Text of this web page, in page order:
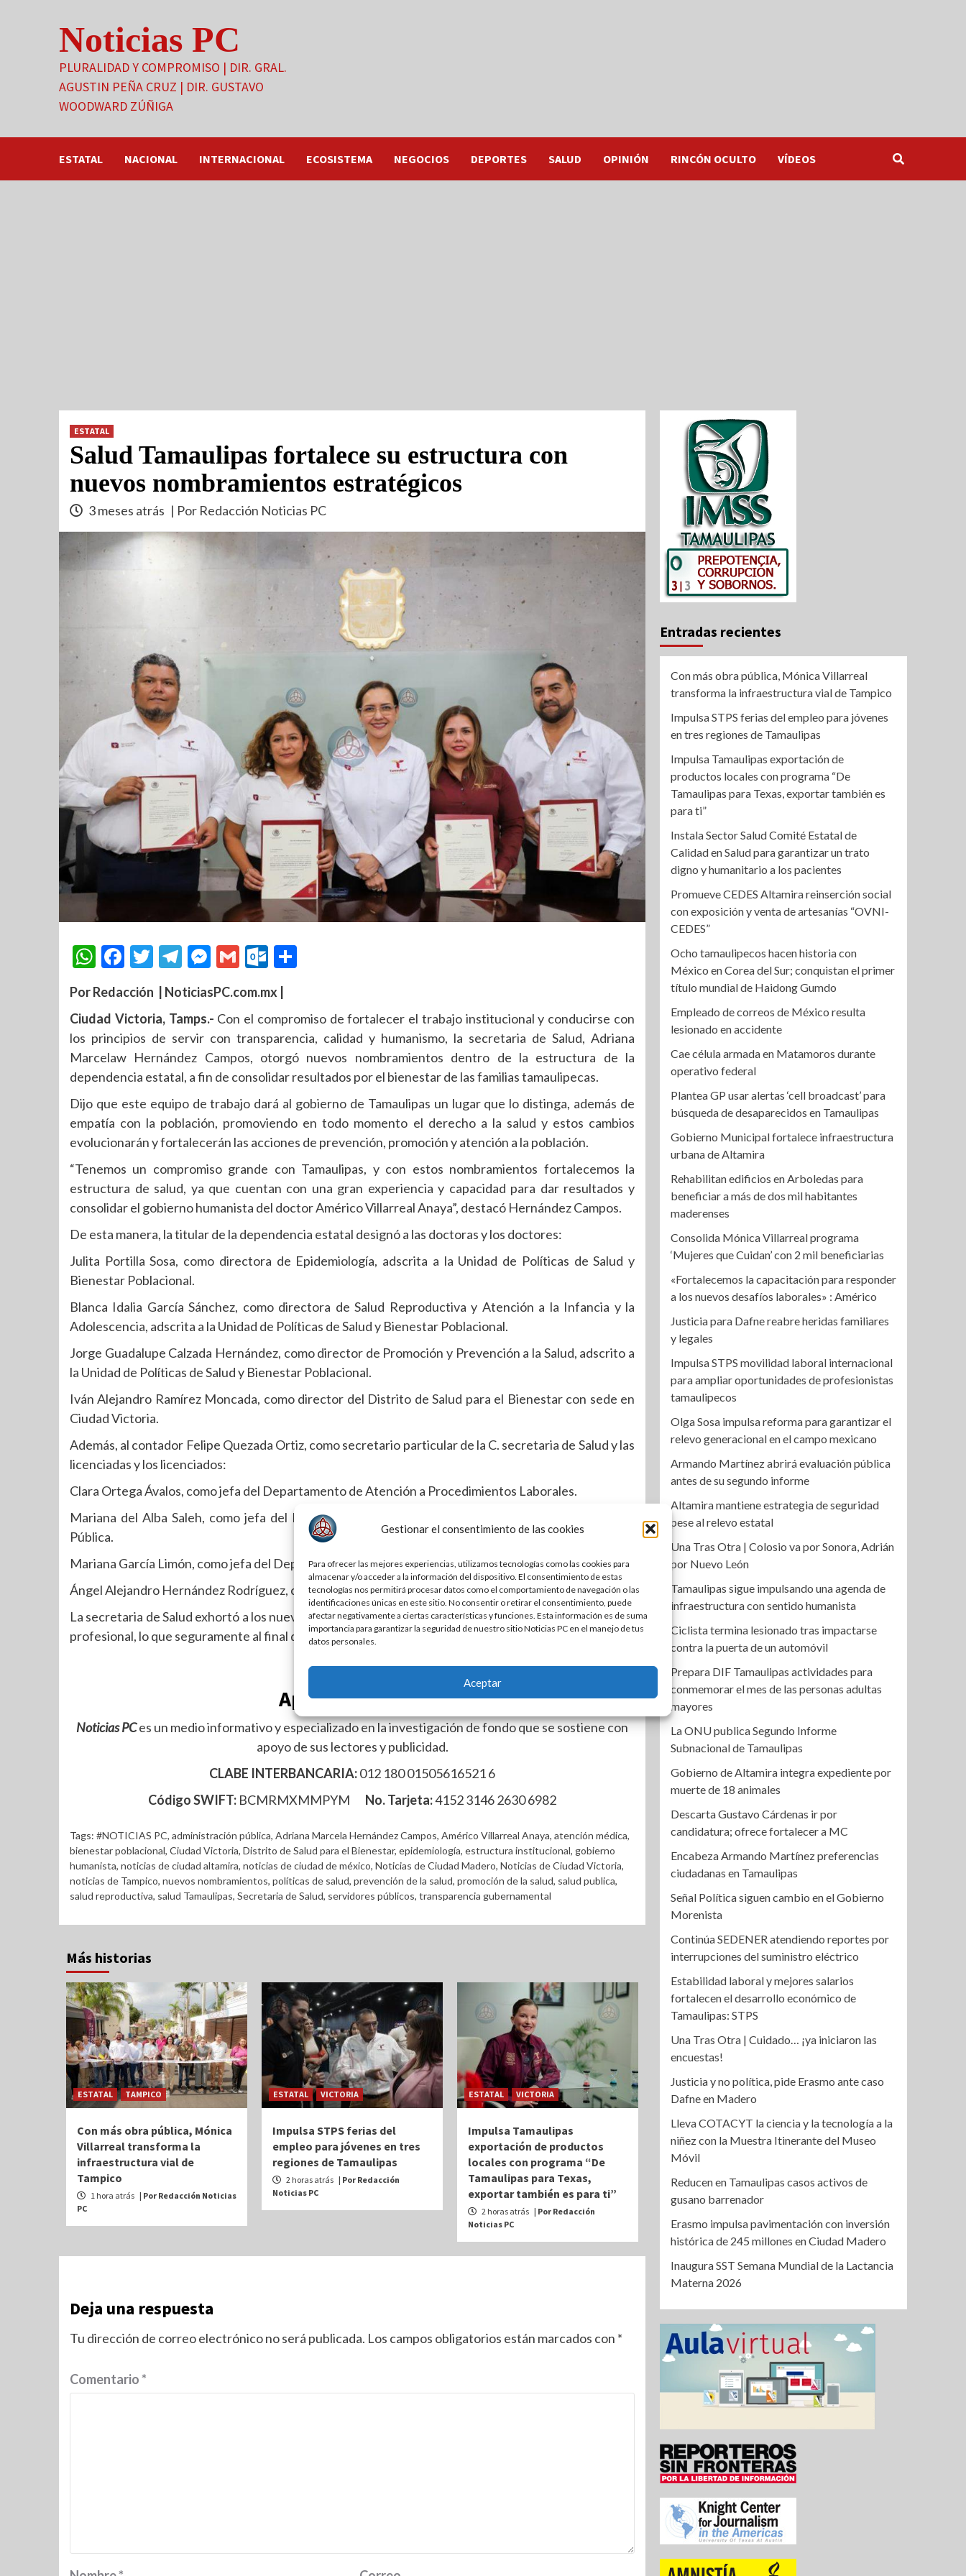
Gestionar el consentimiento de las cookies
Para ofrecer las mejores experiencias, utilizamos tecnologías como las cookies para
almacenar y/o acceder a la información del dispositivo. El consentimiento de estas
tecnologías nos permitirá procesar datos como el comportamiento de navegación o las
identificaciones únicas en este sitio. No consentir o retirar el consentimiento, puede
afectar negativamente a ciertas características y funciones. Esta información es de suma
importancia para garantizar la seguridad de nuestro sitio Noticias PC en el manejo de tus
datos personales.
Aceptar
Noticias PC
PLURALIDAD Y COMPROMISO | DIR. GRAL.
AGUSTIN PEÑA CRUZ | DIR. GUSTAVO
WOODWARD ZÚÑIGA
ESTATAL NACIONAL INTERNACIONAL ECOSISTEMA NEGOCIOS DEPORTES SALUD OPINIÓN RINCÓN OCULTO VÍDEOS
ESTATAL
Salud Tamaulipas fortalece su estructura con
nuevos nombramientos estratégicos
3 meses atrás | Por Redacción Noticias PC
WhatsApp
Facebook
Twitter
Telegram
Messenger
GmailOutlook.com
Por Redacción | NoticiasPC.com.mx |
Ciudad Victoria, Tamps.- Con el compromiso de fortalecer el trabajo institucional y conducirse con
los principios de servir con transparencia, calidad y humanismo, la secretaria de Salud, Adriana
Marcelaw Hernández Campos, otorgó nuevos nombramientos dentro de la estructura de la
dependencia estatal, a fin de consolidar resultados por el bienestar de las familias tamaulipecas.
Dijo que este equipo de trabajo dará al gobierno de Tamaulipas un lugar que lo distinga, además de
empatía con la población, promoviendo en todo momento el derecho a la salud y estos cambios
evolucionarán y fortalecerán las acciones de prevención, promoción y atención a la población.
“Tenemos un compromiso grande con Tamaulipas, y con estos nombramientos fortalecemos la
estructura de salud, ya que cuentan con una gran experiencia y capacidad para dar resultados y
consolidar el gobierno humanista del doctor Américo Villarreal Anaya”, destacó Hernández Campos.
De esta manera, la titular de la dependencia estatal designó a las doctoras y los doctores:
Julita Portilla Sosa, como directora de Epidemiología, adscrita a la Unidad de Políticas de Salud y
Bienestar Poblacional.
Blanca Idalia García Sánchez, como directora de Salud Reproductiva y Atención a la Infancia y la
Adolescencia, adscrita a la Unidad de Políticas de Salud y Bienestar Poblacional.
Jorge Guadalupe Calzada Hernández, como director de Promoción y Prevención a la Salud, adscrito a
la Unidad de Políticas de Salud y Bienestar Poblacional.
Iván Alejandro Ramírez Moncada, como director del Distrito de Salud para el Bienestar con sede en
Ciudad Victoria.
Además, al contador Felipe Quezada Ortiz, como secretario particular de la C. secretaria de Salud y las
licenciadas y los licenciados:
Clara Ortega Ávalos, como jefa del Departamento de Atención a Procedimientos Laborales.
Mariana del Alba Saleh, como jefa del Departamento de Transparencia y Acceso a la Información
Pública.
Mariana García Limón, como jefa del Departamento de lo Consultivo, Contencioso y Administrativo.
Ángel Alejandro Hernández Rodríguez, como jefe del Departamento de Convenios y Contratos.
La secretaria de Salud exhortó a los nuevos servidores públicos a realizar un trabajo en equipo y unión
profesional, lo que seguramente al final del camino marcará la diferencia..
oOoOoOoOoOo
Apoyo al medio
Noticias PCes un medio informativo y especializado en la investigación de fondo que se sostiene con
apoyo de sus lectores y publicidad.
CLABE INTERBANCARIA:012 180 01505616521 6
Código SWIFT: BCMRMXMMPYM No. Tarjeta:4152 3146 2630 6982
Tags: #NOTICIAS PC, administración pública, Adriana Marcela Hernández Campos, Américo Villarreal Anaya, atención médica,
bienestar poblacional, Ciudad Victoria, Distrito de Salud para el Bienestar, epidemiología, estructura institucional, gobierno
humanista, noticias de ciudad altamira, noticias de ciudad de méxico, Noticias de Ciudad Madero, Noticias de Ciudad Victoria,
noticias de Tampico, nuevos nombramientos, políticas de salud, prevención de la salud, promoción de la salud, salud publica,
salud reproductiva, salud Tamaulipas, Secretaria de Salud, servidores públicos, transparencia gubernamental
Más historias
ESTATAL TAMPICO
Con más obra pública, Mónica
Villarreal transforma la
infraestructura vial de
Tampico
1 hora atrás | Por Redacción Noticias
PC
ESTATAL VICTORIA
Impulsa STPS ferias del
empleo para jóvenes en tres
regiones de Tamaulipas
2 horas atrás | Por Redacción
Noticias PC
ESTATAL VICTORIA
Impulsa Tamaulipas
exportación de productos
locales con programa “De
Tamaulipas para Texas,
exportar también es para ti”
2 horas atrás | Por Redacción
Noticias PC
Deja una respuesta
Tu dirección de correo electrónico no será publicada. Los campos obligatorios están marcados con *
Comentario*
Entradas recientes
Con más obra pública, Mónica Villarreal
transforma la infraestructura vial de Tampico
Impulsa STPS ferias del empleo para jóvenes
en tres regiones de Tamaulipas
Impulsa Tamaulipas exportación de
productos locales con programa “De
Tamaulipas para Texas, exportar también es
para ti”
Instala Sector Salud Comité Estatal de
Calidad en Salud para garantizar un trato
digno y humanitario a los pacientes
Promueve CEDES Altamira reinserción social
con exposición y venta de artesanías “OVNI-
CEDES”
Ocho tamaulipecos hacen historia con
México en Corea del Sur; conquistan el primer
título mundial de Haidong Gumdo
Empleado de correos de México resulta
lesionado en accidente
Cae célula armada en Matamoros durante
operativo federal
Plantea GP usar alertas ‘cell broadcast’ para
búsqueda de desaparecidos en Tamaulipas
Gobierno Municipal fortalece infraestructura
urbana de Altamira
Rehabilitan edificios en Arboledas para
beneficiar a más de dos mil habitantes
maderenses
Consolida Mónica Villarreal programa
‘Mujeres que Cuidan’ con 2 mil beneficiarias
«Fortalecemos la capacitación para responder
a los nuevos desafíos laborales» : Américo
Justicia para Dafne reabre heridas familiares
y legales
Impulsa STPS movilidad laboral internacional
para ampliar oportunidades de profesionistas
tamaulipecos
Olga Sosa impulsa reforma para garantizar el
relevo generacional en el campo mexicano
Armando Martínez abrirá evaluación pública
antes de su segundo informe
Altamira mantiene estrategia de seguridad
pese al relevo estatal
Una Tras Otra | Colosio va por Sonora, Adrián
por Nuevo León
Tamaulipas sigue impulsando una agenda de
infraestructura con sentido humanista
Ciclista termina lesionado tras impactarse
contra la puerta de un automóvil
Prepara DIF Tamaulipas actividades para
conmemorar el mes de las personas adultas
mayores
La ONU publica Segundo Informe
Subnacional de Tamaulipas
Gobierno de Altamira integra expediente por
muerte de 18 animales
Descarta Gustavo Cárdenas ir por
candidatura; ofrece fortalecer a MC
Encabeza Armando Martínez preferencias
ciudadanas en Tamaulipas
Señal Política siguen cambio en el Gobierno
Morenista
Continúa SEDENER atendiendo reportes por
interrupciones del suministro eléctrico
Estabilidad laboral y mejores salarios
fortalecen el desarrollo económico de
Tamaulipas: STPS
Una Tras Otra | Cuidado… ¡ya iniciaron las
encuestas!
Justicia y no política, pide Erasmo ante caso
Dafne en Madero
Lleva COTACYT la ciencia y la tecnología a la
niñez con la Muestra Itinerante del Museo
Móvil
Reducen en Tamaulipas casos activos de
gusano barrenador
Erasmo impulsa pavimentación con inversión
histórica de 245 millones en Ciudad Madero
Inaugura SST Semana Mundial de la Lactancia
Materna 2026